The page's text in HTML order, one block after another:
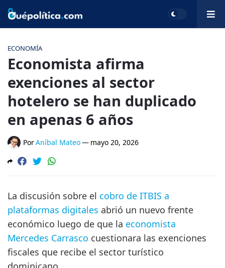
ECONOMÍA
Economista afirma
exenciones al sector
hotelero se han duplicado
en apenas 6 años
PorAníbal Mateo— mayo 20, 2026
La discusión sobre el cobro de ITBIS a
plataformas digitales abrió un nuevo frente
económico luego de que la economista
Mercedes Carrasco cuestionara las exenciones
fiscales que recibe el sector turístico